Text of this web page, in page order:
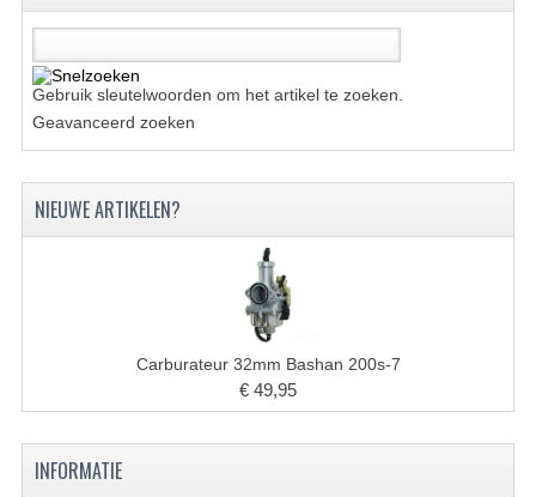
ACCESSOIRES
BRANDSTOF SYSTEEM
KABELS
KAPPEN EN FRAME
KETTING EN TANDWIELEN
Gebruik sleutelwoorden om het artikel te zoeken.
Geavanceerd zoeken
NIEUWE ARTIKELEN?
Carburateur 32mm Bashan 200s-7
€ 49,95
INFORMATIE